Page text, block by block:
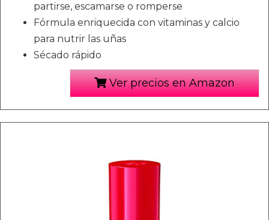
partirse, escamarse o romperse
Fórmula enriquecida con vitaminas y calcio
para nutrir las uñas
Sécado rápido
Ver precios en Amazon